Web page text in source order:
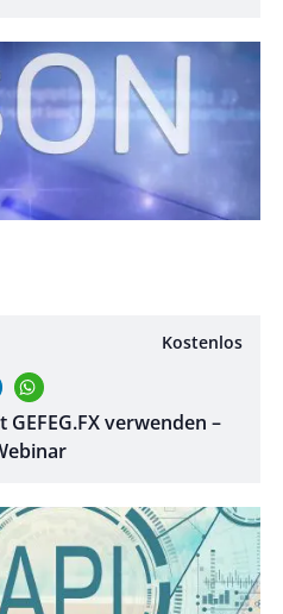
Kostenlos
GEFEG.FX verwenden –